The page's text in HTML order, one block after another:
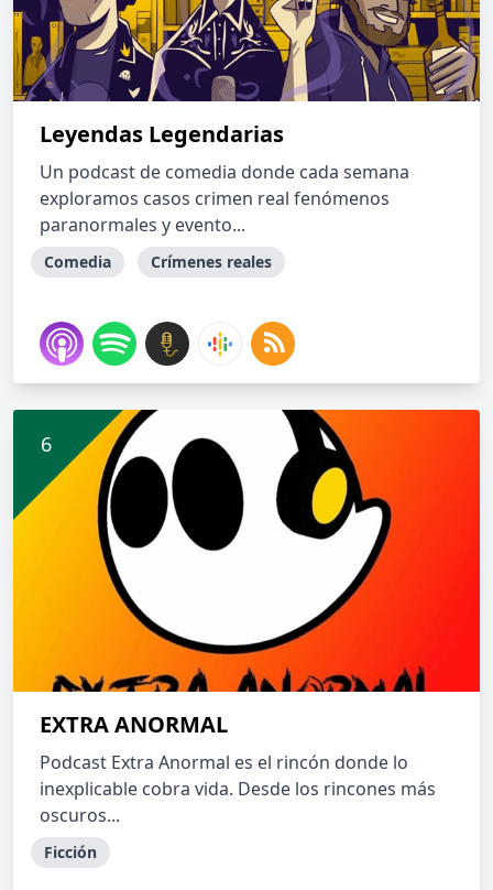
Leyendas Legendarias
Un podcast de comedia donde cada semana
exploramos casos crimen real fenómenos
paranormales y evento...
Comedia Crímenes reales
EXTRA ANORMAL
Podcast Extra Anormal es el rincón donde lo
inexplicable cobra vida. Desde los rincones más
oscuros...
Ficción